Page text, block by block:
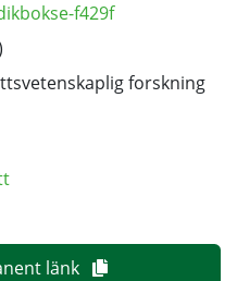
f429f
forskning
länk